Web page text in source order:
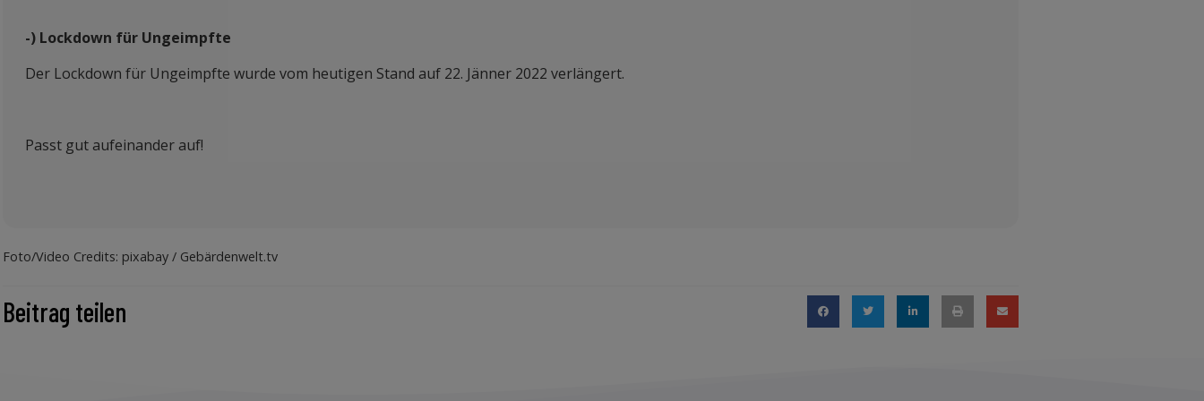
-) Lockdown für Ungeimpfte
Der Lockdown für Ungeimpfte wurde vom heutigen Stand auf 22. Jänner 2022 verlängert.
Passt gut aufeinander auf!
Foto/Video Credits: pixabay / Gebärdenwelt.tv
Beitrag teilen